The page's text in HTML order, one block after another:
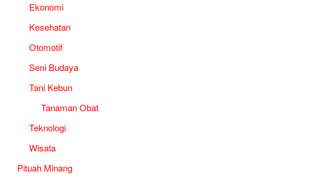
Ekonomi
Kesehatan
Otomotif
Seni Budaya
Tani Kebun
Tanaman Obat
Teknologi
Wisata
Pituah Minang